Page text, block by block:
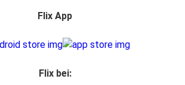
Flix App
Flix bei: